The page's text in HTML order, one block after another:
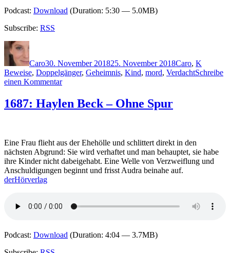
Podcast: Download (Duration: 5:30 — 5.0MB)
Subscribe: RSS
Autor
Caro30. November 201825. November 2018Caro, K
Beweise, Doppelgänger, Geheimnis, Kind, mord, VerdachtSchreibe
einen Kommentarzu
Stephen
King
1687: Haylen Beck – Ohne Spur
Eine Frau flieht aus der Ehehölle und schlittert direkt in den
nächsten Abgrund: Sie wird verhaftet und man behauptet, sie habe
ihre Kinder nicht dabeigehabt. Eine Welle von Verzweiflung und
Anschuldigungen beginnt und frisst Audra beinahe auf.
derHörverlag
Podcast: Download (Duration: 4:04 — 3.7MB)